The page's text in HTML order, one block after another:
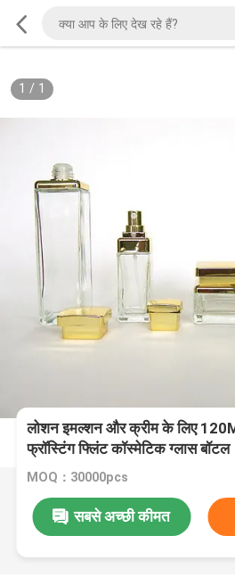
1 / 1
लोशन इमल्शन और क्रीम के लिए
फ्रॉस्टिंग फ्लिंट कॉस्मेटिक ग्लास बॉटल
MOQ：30000pcs
सबसे अच्छी कीमत